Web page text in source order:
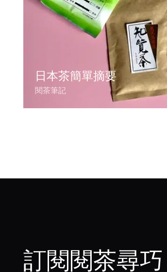
日本茶簡單摘要
閱茶筆記
訂閱閱茶尋